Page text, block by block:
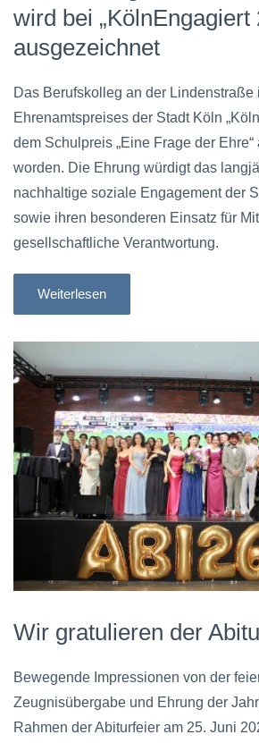
wird bei „KölnEngagiert
ausgezeichnet
Das Berufskolleg an der Lindenstraße
Ehrenamtspreises der Stadt Köln
dem Schulpreis „Eine Frage der
worden. Die Ehrung würdigt das
nachhaltige soziale Engagement der
sowie ihren besonderen Einsatz für
gesellschaftliche Verantwortung.
Weiterlesen
Wir gratulieren der
Bewegende Impressionen von der
Zeugnisübergabe und Ehrung der
Rahmen der Abiturfeier am 25. Juni